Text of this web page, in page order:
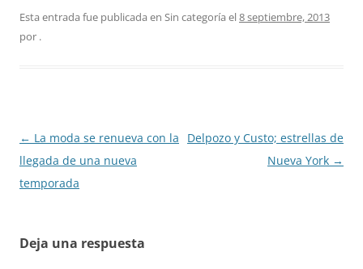
Esta entrada fue publicada en Sin categoría el8 septiembre, 2013
por .
Navegación
de
entradas
← La moda se renueva con la
llegada de una nueva
temporada
Delpozo y Custo; estrellas de
Nueva York →
Deja una respuesta